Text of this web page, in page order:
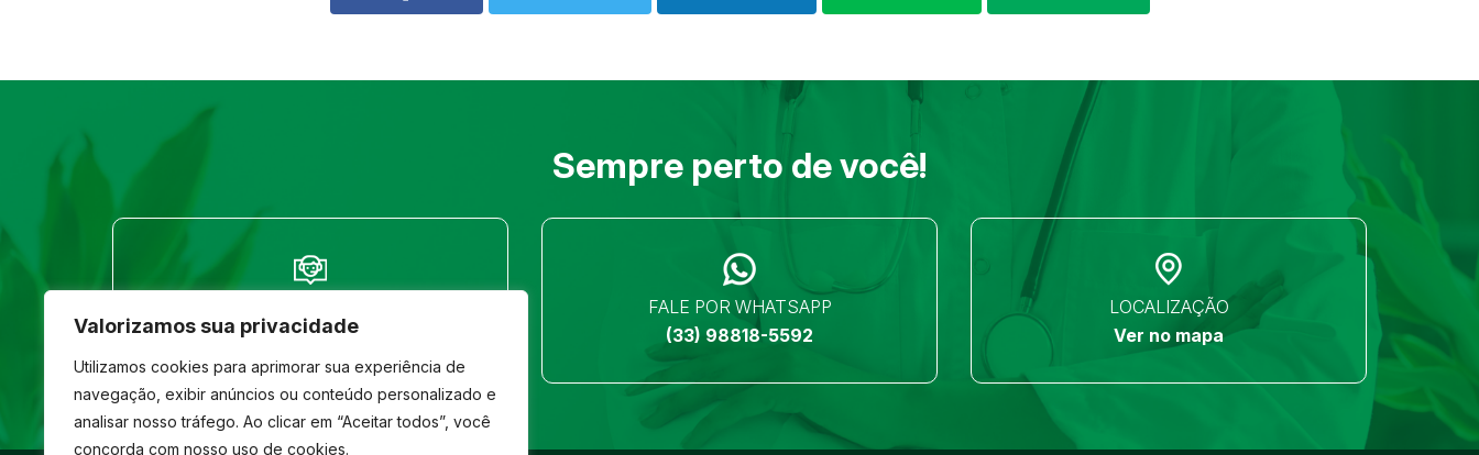
Valorizamos sua privacidade
Utilizamos cookies para aprimorar sua experiência de
navegação, exibir anúncios ou conteúdo personalizado e
analisar nosso tráfego. Ao clicar em “Aceitar todos”, você
concorda com nosso uso de cookies.
Sempre perto de você!
(33) 3261-1586
FALE POR WHATSAPP
(33) 98818-5592
LOCALIZAÇÃO
Ver no mapa